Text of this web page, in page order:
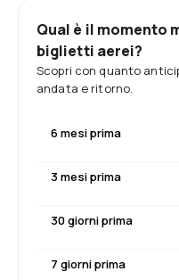
Qual è il momento
biglietti aerei?
Scopri con quanto
andata e ritorno.
6 mesi prima
3 mesi prima
30 giorni prima
7 giorni prima